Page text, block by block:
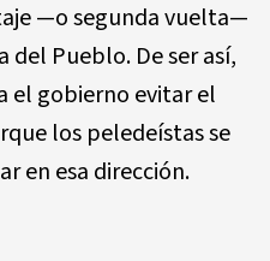
—o segunda vuelta—
del Pueblo. De ser así,
el gobierno evitar el
los peledeístas se
en esa dirección.